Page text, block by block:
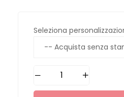
Seleziona